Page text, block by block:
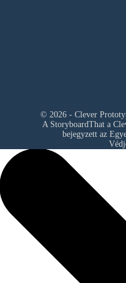
© 2026 - Clever
A StoryboardThat a
bejegyzett az